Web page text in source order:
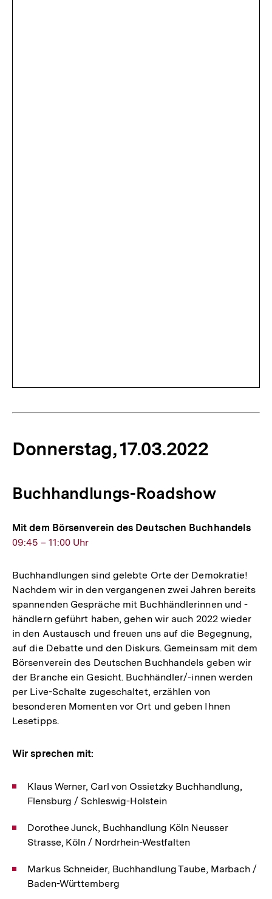
Donnerstag, 17.03.2022
Buchhandlungs-Roadshow
Mit dem Börsenverein des Deutschen Buchhandels
09:45 – 11:00 Uhr
Buchhandlungen sind gelebte Orte der Demokratie!
Nachdem wir in den vergangenen zwei Jahren bereits
spannenden Gespräche mit Buchhändlerinnen und -
händlern geführt haben, gehen wir auch 2022 wieder
in den Austausch und freuen uns auf die Begegnung,
auf die Debatte und den Diskurs. Gemeinsam mit dem
Börsenverein des Deutschen Buchhandels geben wir
der Branche ein Gesicht. Buchhändler/-innen werden
per Live-Schalte zugeschaltet, erzählen von
besonderen Momenten vor Ort und geben Ihnen
Lesetipps.
Wir sprechen mit:
Klaus Werner, Carl von Ossietzky Buchhandlung,
Flensburg / Schleswig-Holstein
Dorothee Junck, Buchhandlung Köln Neusser
Strasse, Köln / Nordrhein-Westfalten
Markus Schneider, Buchhandlung Taube, Marbach /
Baden-Württemberg